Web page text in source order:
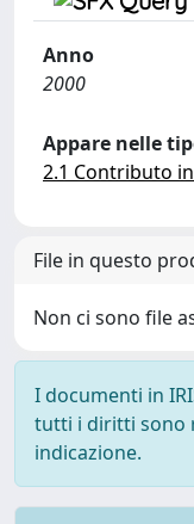
Anno
2000
Appare nelle
2.1 Contributo
File in questo
Non ci sono file
I documenti in
tutti i diritti sono
indicazione.